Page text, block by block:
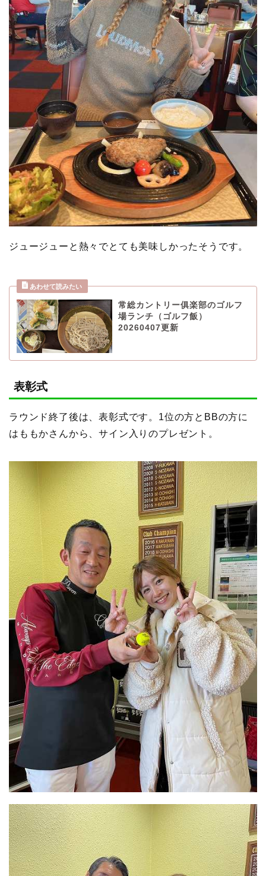
ジュージューと熱々でとても美味しかったそうです。
常総カントリー俱楽部のゴルフ
場ランチ（ゴルフ飯）
20260407更新
表彰式
ラウンド終了後は、表彰式です。1位の方とBBの方に
はももかさんから、サイン入りのプレゼント。